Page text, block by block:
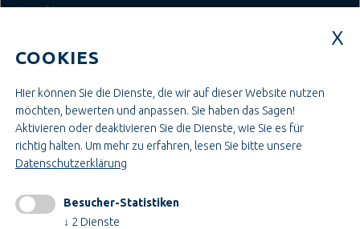
Kontakt
Ausbildung & Studium
Bau- & Projektleitung
Administration & Verwaltung
Handwerk & Montage
Konstruktion & Technik
INFORMATIONEN
COOKIES
Hier können Sie die Dienste, die wir auf dieser Website nutzen
möchten, bewerten und anpassen. Sie haben das Sagen!
Aktivieren oder deaktivieren Sie die Dienste, wie Sie es für
richtig halten. Um mehr zu erfahren, lesen Sie bitte unsere
Datenschutzerklärung
Besucher-Statistiken
↓ 2 Dienste